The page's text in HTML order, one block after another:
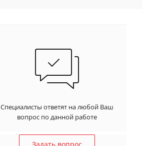
Специалисты ответят на любой Ваш
вопрос по данной работе